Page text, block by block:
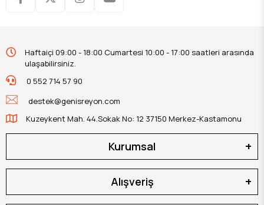
Haftaiçi 09:00 - 18:00 Cumartesi 10:00 - 17:00 saatleri arasında
ulaşabilirsiniz.
0 552 714 57 90
destek@genisreyon.com
Kuzeykent Mah. 44.Sokak No: 12 37150 Merkez-Kastamonu
Kurumsal
Alışveriş